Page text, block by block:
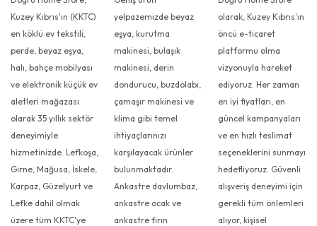
Kuzey Kıbrıs'ın (KKTC)
en köklü ev tekstili,
perde, beyaz eşya,
halı, bahçe mobilyası
ve elektronik küçük ev
aletleri mağazası
olarak 35 yıllık sektör
deneyimiyle
hizmetinizde. Lefkoşa,
Girne, Mağusa, İskele,
Karpaz, Güzelyurt ve
Lefke dahil olmak
üzere tüm KKTC'ye
yelpazemizde beyaz
eşya, kurutma
makinesi, bulaşık
makinesi, derin
dondurucu, buzdolabı,
çamaşır makinesi ve
klima gibi temel
ihtiyaçlarınızı
karşılayacak ürünler
bulunmaktadır.
Ankastre davlumbaz,
ankastre ocak ve
ankastre fırın
olarak, Kuzey Kıbrıs'ın
öncü e-ticaret
platformu olma
vizyonuyla hareket
ediyoruz. Her zaman
en iyi fiyatları, en
güncel kampanyaları
ve en hızlı teslimat
seçeneklerini sunmayı
hedefliyoruz. Güvenli
alışveriş deneyimi için
gerekli tüm önlemleri
alıyor, kişisel